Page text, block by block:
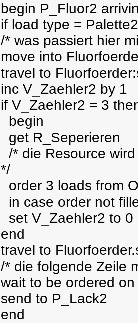
begin P_Fluor2
if load type =
/* was passiert hier
move into
travel to
inc V_Zaehler2 by 1
if V_Zaehler2 = 3
begin
get R_Seperieren
/* die Resource
*/
order 3 loads from
in case order not
set V_Zaehler2 to 0
end
travel to
/* die folgende Zeile
wait to be ordered
send to P_Lack2
end